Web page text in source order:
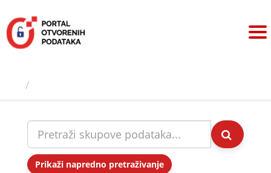
sadržaj
Prikaži napredno pretraživanje